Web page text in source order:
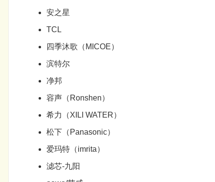
安之星
TCL
四季沐歌（MICOE）
滨特尔
净邦
容声（Ronshen）
希力（XILI WATER）
松下（Panasonic）
爱玛特（imrita）
滤芯-九阳